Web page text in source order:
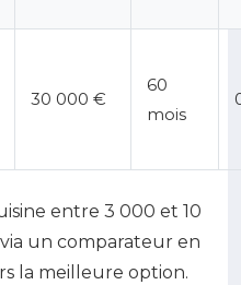
30 000 €
60
mois
entre 3 000 et 10
un comparateur en
la meilleure option.